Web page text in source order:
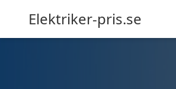
Elektriker-pris.se